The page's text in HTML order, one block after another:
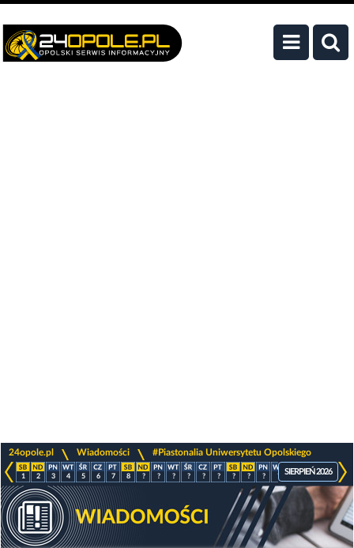
24opole.pl Wiadomości #Piastonalia Uniwersytetu Opolskiego
1 2 3 4 5 6 7 8 ? ? ? ? ? ? ? ? ? ? ? ? ?
SIERPIEŃ 2026